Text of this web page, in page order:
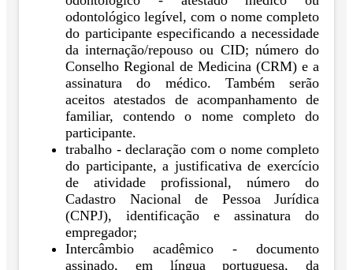
odontológico legível, com o nome completo
do participante especificando a necessidade
da internação/repouso ou CID; número do
Conselho Regional de Medicina (CRM) e a
assinatura do médico. Também serão
aceitos atestados de acompanhamento de
familiar, contendo o nome completo do
participante.
trabalho - declaração com o nome completo
do participante, a justificativa de exercício
de atividade profissional, número do
Cadastro Nacional de Pessoa Jurídica
(CNPJ), identificação e assinatura do
empregador;
Intercâmbio acadêmico - documento
assinado, em língua portuguesa, da